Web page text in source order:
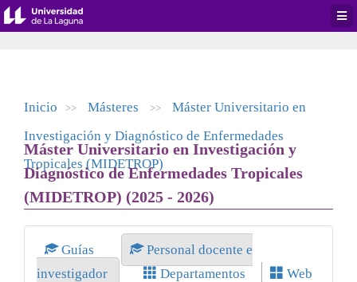
Inicio >> Másteres >>
Máster Universitario en
Investigación y Diagnóstico de Enfermedades
Tropicales (MIDETROP)
Máster Universitario en Investigación y
Diagnóstico de Enfermedades Tropicales
(MIDETROP) (2025 - 2026)
Guías
Personal docente e
investigador
Departamentos Web